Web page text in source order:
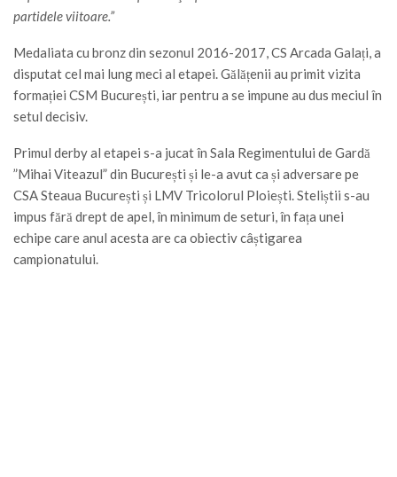
partidele viitoare.”
Medaliata cu bronz din sezonul 2016-2017, CS Arcada Galați, a
disputat cel mai lung meci al etapei. Gălățenii au primit vizita
formației CSM București, iar pentru a se impune au dus meciul în
setul decisiv.
Primul derby al etapei s-a jucat în Sala Regimentului de Gardă
”Mihai Viteazul” din București și le-a avut ca și adversare pe
CSA Steaua București și LMV Tricolorul Ploiești. Steliștii s-au
impus fără drept de apel, în minimum de seturi, în fața unei
echipe care anul acesta are ca obiectiv câștigarea
campionatului.